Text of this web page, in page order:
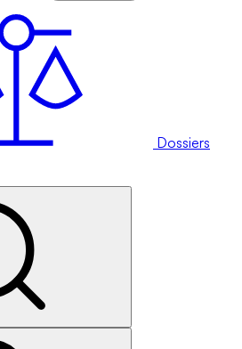
Dossiers